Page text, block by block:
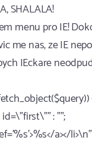
SHALALA!
menu pro IE!
me nas, ze IE
IEckare
id=\"first\"" : "";
a></